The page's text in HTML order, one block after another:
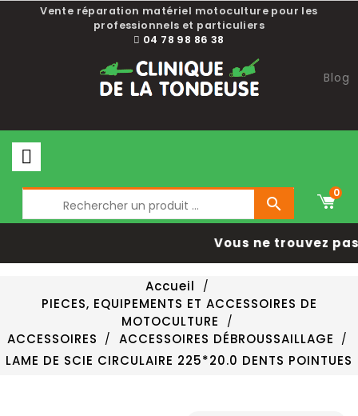
Vente réparation matériel motoculture pour les
professionnels et particuliers
04 78 98 86 38
Blog

0
Vous ne trouvez
Accueil
PIECES, EQUIPEMENTS ET ACCESSOIRES DE
MOTOCULTURE
ACCESSOIRES
ACCESSOIRES DÉBROUSSAILLAGE
LAME DE SCIE CIRCULAIRE 225*20.0 DENTS POINTUES